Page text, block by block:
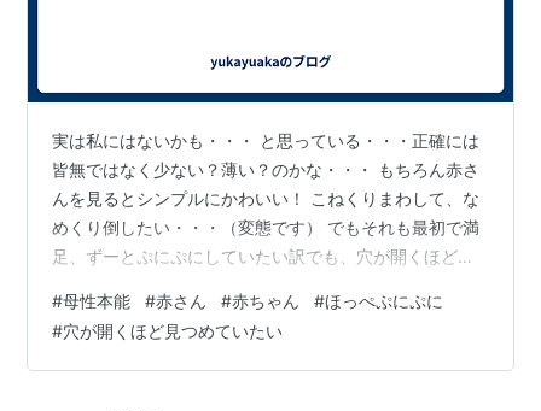
実は私にはないかも・・・ と思っている・・・正確には
皆無ではなく少ない？薄い？のかな・・・ もちろん赤さ
んを見るとシンプルにかわいい！ こねくりまわして、な
めくり倒したい・・・（変態です） でもそれも最初で満
足、ずーとぷにぷにしていたい訳でも、穴が開くほど見
い・・・致命的欠陥やないかいっ！ 病気か？何科に行け
ばいいのん？ それともどこかに売ってんの？ なん
て・・・大丈夫私にも何かをめっちゃめでる時が来るか
#母性本能 #赤さん #赤ちゃん #ほっぺぷにぷに
#穴が開くほど見つめていたい